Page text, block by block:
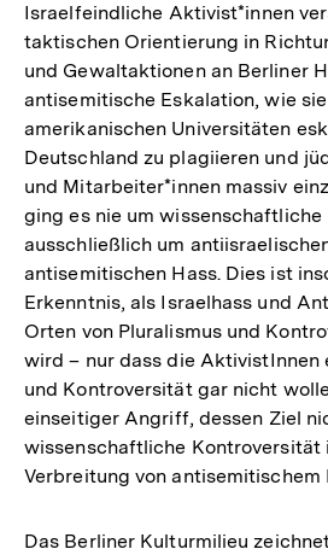
Israelfeindliche Aktivist*innen
taktischen Orientierung in
und Gewaltaktionen an Berliner
antisemitische Eskalation, wie
amerikanischen Universitäten
Deutschland zu plagiieren und
und Mitarbeiter*innen massiv
ging es nie um
ausschließlich um
antisemitischen Hass. Dies ist
Erkenntnis, als Israelhass und
Orten von Pluralismus und
wird – nur dass die AktivistInnen
und Kontroversität gar nicht
einseitiger Angriff, dessen Ziel
wissenschaftliche Kontroversität
Verbreitung von antisemitischem
Das Berliner Kulturmilieu